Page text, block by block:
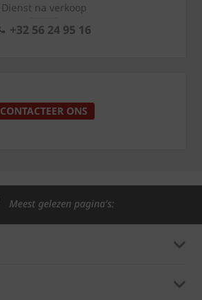
Dienst na verkoop
+32 56 24 95 16
CONTACTEER ONS
Meest gelezen pagina's: